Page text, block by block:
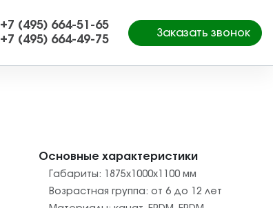
+7 (495) 664-51-65
+7 (495) 664-49-75
Заказать звонок
Основные характеристики
Габариты: 1875х1000х1100 мм
Возрастная группа: от 6 до 12 лет